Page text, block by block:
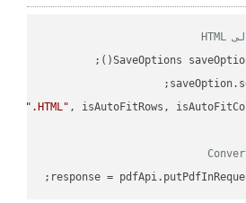
SaveOptions
".HTML" , isAutoFitRows,
response =